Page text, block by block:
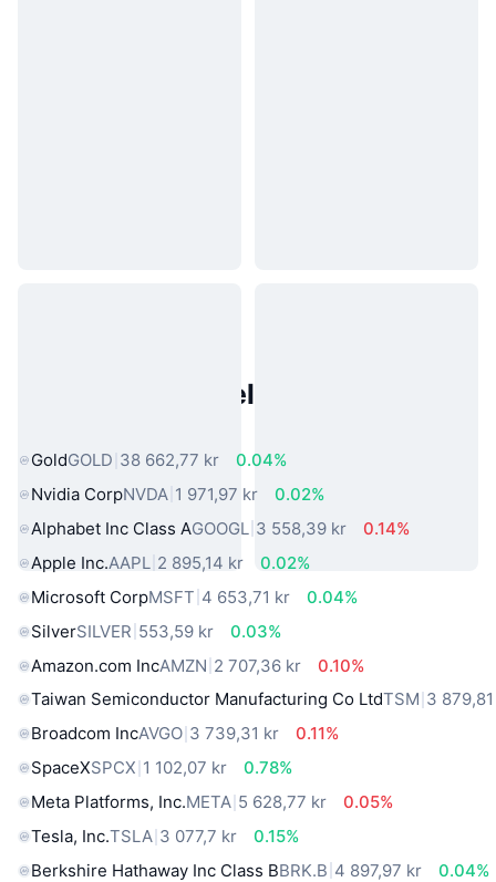
Populære eiendeler fra den
GoldGOLD 38 662,77 kr
0.04%
Nvidia CorpNVDA 1 971,97 kr
0.02%
Alphabet Inc Class AGOOGL 3 558,39 kr
0.14%
Apple Inc.AAPL 2 895,14 kr
0.02%
Microsoft CorpMSFT 4 653,71 kr
0.04%
SilverSILVER 553,59 kr
0.03%
Amazon.com IncAMZN 2 707,36 kr
0.10%
Taiwan Semiconductor Manufacturing Co LtdTSM 3
Broadcom IncAVGO 3 739,31 kr
0.11%
SpaceXSPCX 1 102,07 kr
0.78%
Meta Platforms, Inc.META 5 628,77 kr
0.05%
Tesla, Inc.TSLA 3 077,7 kr
0.15%
Berkshire Hathaway Inc Class BBRK.B 4 897,97 kr
0.04%